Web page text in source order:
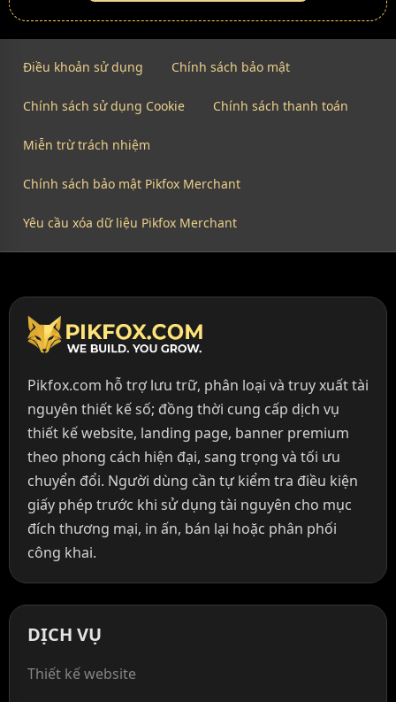
Điều khoản sử dụng Chính sách bảo mật
Chính sách sử dụng Cookie Chính sách thanh toán
Miễn trừ trách nhiệm
Chính sách bảo mật Pikfox Merchant
Yêu cầu xóa dữ liệu Pikfox Merchant
Pikfox.com hỗ trợ lưu trữ, phân loại và truy xuất tài
nguyên thiết kế số; đồng thời cung cấp dịch vụ
thiết kế website, landing page, banner premium
theo phong cách hiện đại, sang trọng và tối ưu
chuyển đổi. Người dùng cần tự kiểm tra điều kiện
giấy phép trước khi sử dụng tài nguyên cho mục
đích thương mại, in ấn, bán lại hoặc phân phối
công khai.
DỊCH VỤ
Thiết kế website